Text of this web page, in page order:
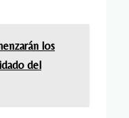
los
del